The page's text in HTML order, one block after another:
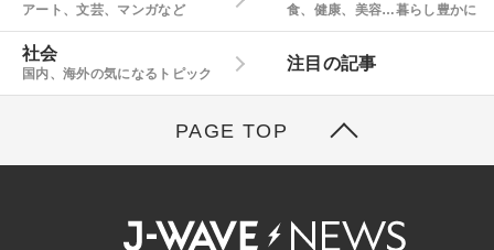
アート、文芸、マンガなど 食、健康、美容…暮らし豊かに
社会
国内、海外の気になるトピック
注目の記事
PAGE TOP